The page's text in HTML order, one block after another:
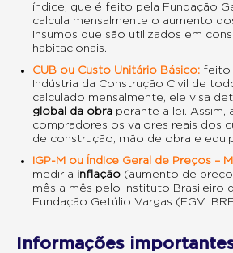
índice, que é feito pela Fundação
calcula mensalmente o aumento
insumos que são utilizados em
habitacionais.
CUB ou Custo Unitário Básico: feito
Indústria da Construção Civil de
calculado mensalmente, ele visa
global da obra perante a lei. Assim,
compradores os valores reais dos
de construção, mão de obra e
IGP-M ou Índice Geral de Preços –
medir a inflação (aumento de
mês a mês pelo Instituto Brasileiro
Fundação Getúlio Vargas (FGV
Informações